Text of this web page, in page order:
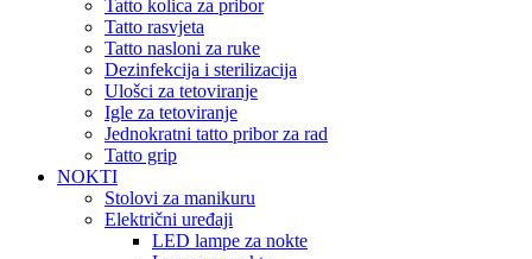
Tatto kolica za pribor
Tatto rasvjeta
Tatto nasloni za ruke
Dezinfekcija i sterilizacija
Ulošci za tetoviranje
Igle za tetoviranje
Jednokratni tatto pribor za rad
Tatto grip
NOKTI
Stolovi za manikuru
Električni uređaji
LED lampe za nokte